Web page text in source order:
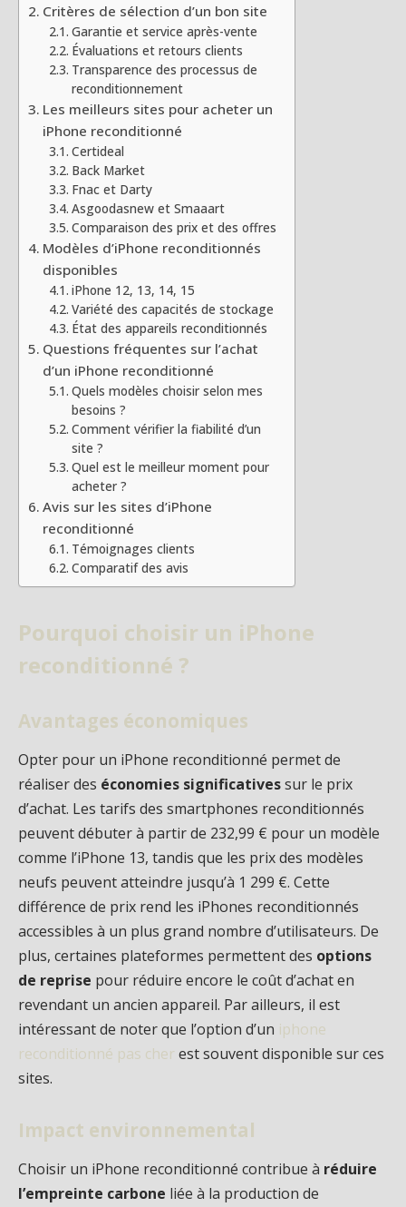
Critères de sélection d’un bon site
Garantie et service après-vente
Évaluations et retours clients
Transparence des processus de
reconditionnement
Les meilleurs sites pour acheter un
iPhone reconditionné
Certideal
Back Market
Fnac et Darty
Asgoodasnew et Smaaart
Comparaison des prix et des offres
Modèles d’iPhone reconditionnés
disponibles
iPhone 12, 13, 14, 15
Variété des capacités de stockage
État des appareils reconditionnés
Questions fréquentes sur l’achat
d’un iPhone reconditionné
Quels modèles choisir selon mes
besoins ?
Comment vérifier la fiabilité d’un
site ?
Quel est le meilleur moment pour
acheter ?
Avis sur les sites d’iPhone
reconditionné
Témoignages clients
Comparatif des avis
Pourquoi choisir un iPhone
reconditionné ?
Avantages économiques
Opter pour un iPhone reconditionné permet de
réaliser des économies significativessur le prix
d’achat. Les tarifs des smartphones reconditionnés
peuvent débuter à partir de 232,99 € pour un modèle
comme l’iPhone 13, tandis que les prix des modèles
neufs peuvent atteindre jusqu’à 1 299 €. Cette
différence de prix rend les iPhones reconditionnés
accessibles à un plus grand nombre d’utilisateurs. De
plus, certaines plateformes permettent des options
de reprise pour réduire encore le coût d’achat en
revendant un ancien appareil. Par ailleurs, il est
intéressant de noter que l’option d’un iphone
reconditionné pas cher est souvent disponible sur ces
sites.
Impact environnemental
Choisir un iPhone reconditionné contribue à réduire
l’empreinte carbone liée à la production de